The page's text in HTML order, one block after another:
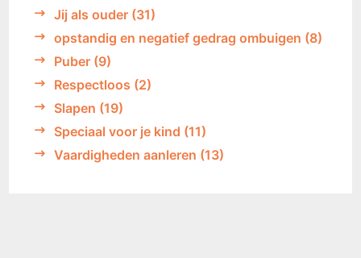
Jij als ouder (31)
opstandig en negatief gedrag ombuigen (8)
Puber (9)
Respectloos (2)
Slapen (19)
Speciaal voor je kind (11)
Vaardigheden aanleren (13)